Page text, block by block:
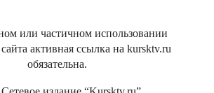
или частичном использовании
активная ссылка на kursktv.ru
обязательна.